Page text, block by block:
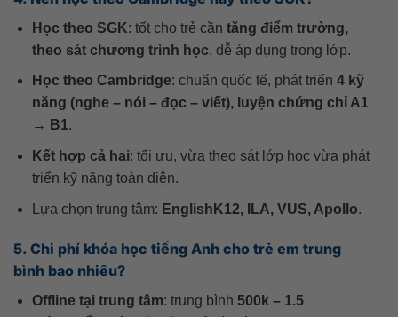
Học theo SGK: tốt cho trẻ cần tăng điểm trường,
theo sát chương trình học, dễ áp dụng trong lớp.
Học theo Cambridge: chuẩn quốc tế, phát triển 4 kỹ
năng (nghe – nói – đọc – viết), luyện chứng chỉ A1
→ B1.
Kết hợp cả hai: tối ưu, vừa theo sát lớp học vừa phát
triển kỹ năng toàn diện.
Lựa chọn trung tâm: EnglishK12, ILA, VUS, Apollo.
5. Chi phí khóa học tiếng Anh cho trẻ em trung
bình bao nhiêu?
Offline tại trung tâm: trung bình 500k – 1.5